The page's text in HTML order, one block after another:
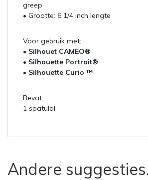
greep
• Grootte: 6 1/4 inch lengte
Voor gebruik met:
• Silhouet CAMEO®
• Silhouette Portrait®
• Silhouette Curio ™
Bevat:
1 spatulal
Andere